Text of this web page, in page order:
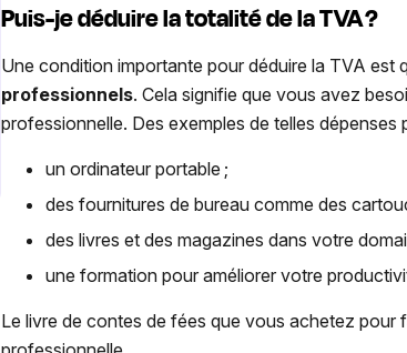
Puis-je déduire la totalité de la TVA ?
Une condition importante pourdéduire la TVA est
professionnels. Cela signifie que vous avez
professionnelle. Des exemples de tellesdépenses
un ordinateur portable ;
des fournitures de bureau comme des
des livres et des magazines dans votre
une formation pour améliorer votre
Le livre de contes de fées que vous achetez pour